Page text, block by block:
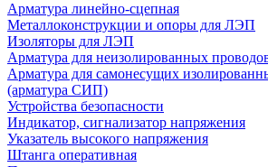
Арматура линейно-сцепная
Металлоконструкции и опоры для ЛЭП
Изоляторы для ЛЭП
Арматура для неизолированных
Арматура для самонесущих
(арматура СИП)
Устройства безопасности
Индикатор, сигнализатор напряжения
Указатель высокого напряжения
Штанга оперативная